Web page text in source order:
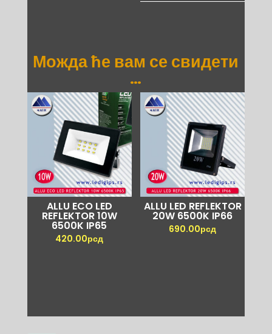
Можда ће вам се свидети
…
ALLU ECO LED
REFLEKTOR 10W
6500K IP65
420.00рсд
ALLU LED REFLEKTOR
20W 6500K IP66
690.00рсд